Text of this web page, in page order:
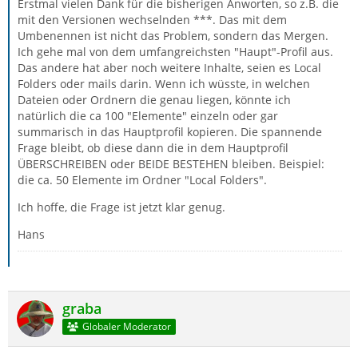
Erstmal vielen Dank für die bisherigen Anworten, so z.B. die
mit den Versionen wechselnden ***. Das mit dem
Umbenennen ist nicht das Problem, sondern das Mergen.
Ich gehe mal von dem umfangreichsten "Haupt"-Profil aus.
Das andere hat aber noch weitere Inhalte, seien es Local
Folders oder mails darin. Wenn ich wüsste, in welchen
Dateien oder Ordnern die genau liegen, könnte ich
natürlich die ca 100 "Elemente" einzeln oder gar
summarisch in das Hauptprofil kopieren. Die spannende
Frage bleibt, ob diese dann die in dem Hauptprofil
ÜBERSCHREIBEN oder BEIDE BESTEHEN bleiben. Beispiel:
die ca. 50 Elemente im Ordner "Local Folders".
Ich hoffe, die Frage ist jetzt klar genug.
Hans
graba
Globaler Moderator